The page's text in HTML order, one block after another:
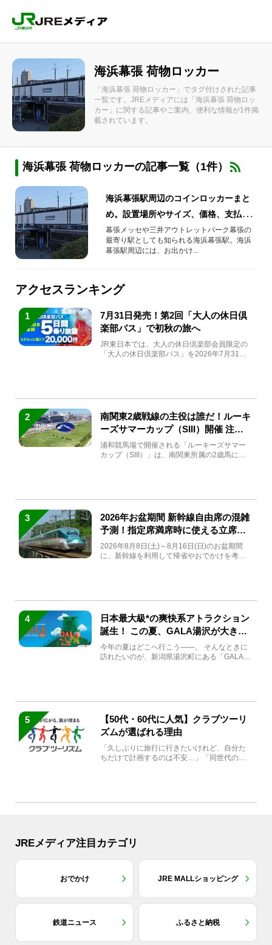
海浜幕張 荷物ロッカー
「海浜幕張 荷物ロッカー」でタグ付けされた記事
一覧です。JREメディアには「海浜幕張 荷物ロッ
カー」に関する記事やご案内、便利な情報が1件掲
載されています。
海浜幕張 荷物ロッカーの記事一覧（1件）
海浜幕張駅周辺のコインロッカーまと
め。設置場所やサイズ、価格、支払い
方法を紹介
幕張メッセや三井アウトレットパーク幕張の
最寄り駅としても知られる海浜幕張駅。海浜
幕張駅周辺には、お出かけ...
アクセスランキング
1
7月31日発売！第2回「大人の休日倶
楽部パス」で初秋の旅へ
JR東日本では、大人の休日倶楽部会員限定の
「大人の休日倶楽部パス」を2026年7月31日
2
南関東2歳戦線の主役は誰だ！ルーキ
ーズサマーカップ（SIII）開催 注目
馬と見どころをチェック
浦和競馬場で開催される「ルーキーズサマー
カップ（SIII）」は、南関東所属の2歳馬によ
3
2026年お盆期間 新幹線自由席の混雑
予測！指定席満席時に使える立席特
急券も解説
2026年8月8日(土)～8月16日(日)のお盆期間
に、新幹線を利用して帰省やおでかけを考え
4
日本最大級*の爽快系アトラクション
誕生！ この夏、GALA湯沢が大きく
生まれ変わる
今年の夏はどこへ行こう――。 そんなときに
訪れたいのが、新潟県湯沢町にある「GALA湯
5
【50代・60代に人気】クラブツーリ
ズムが選ばれる理由
「久しぶりに旅行に行きたいけれど、自分た
ちだけで計画するのは不安…」「同世代の方
JREメディア注目カテゴリ
おでかけ JRE MALLショッピング
鉄道ニュース ふるさと納税